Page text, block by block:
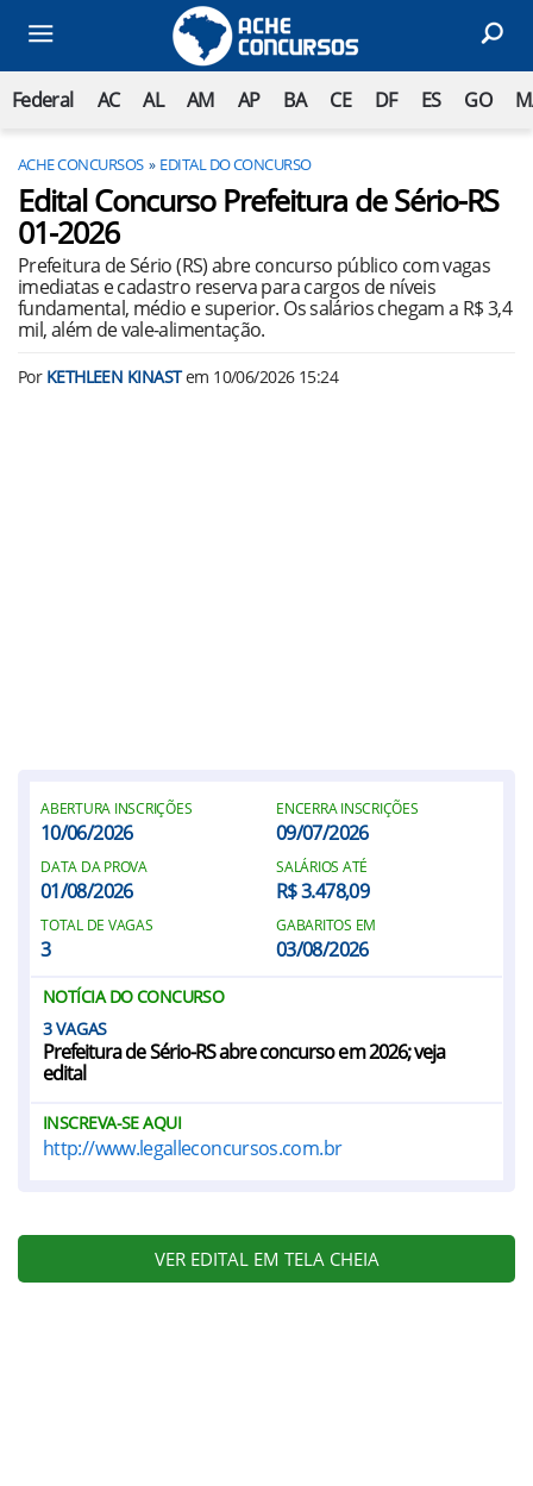
Federal AC AL AM AP BA CE DF ES GO
ACHE CONCURSOS EDITAL DO CONCURSO
Edital Concurso Prefeitura de Sério-RS
01-2026
Prefeitura de Sério (RS) abre concurso público com vagas
imediatas e cadastro reserva para cargos de níveis
fundamental, médio e superior. Os salários chegam a R$ 3,4
mil, além de vale-alimentação.
Por KETHLEEN KINASTem 10/06/2026 15:24
ABERTURA INSCRIÇÕES
10/06/2026
ENCERRA INSCRIÇÕES
09/07/2026
DATA DA PROVA
01/08/2026
SALÁRIOS ATÉ
R$ 3.478,09
TOTAL DE VAGAS
3
GABARITOS EM
03/08/2026
NOTÍCIA DO CONCURSO
3
Prefeitura de Sério-RS abre concurso em 2026; veja
edital
INSCREVA-SE AQUI
http://www.legalleconcursos.com.br
VER EDITAL EM TELA CHEIA